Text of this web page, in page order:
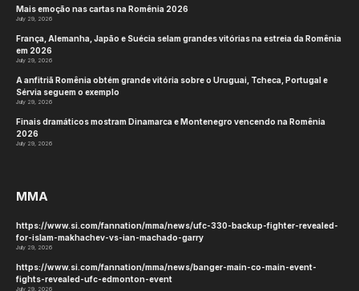
Mais emoção nas cartas na Romênia 2026
July 29, 2026
França, Alemanha, Japão e Suécia selam grandes vitórias na estreia da Romênia
em 2026
July 29, 2026
A anfitriã Romênia obtém grande vitória sobre o Uruguai, Tcheca, Portugal e
Sérvia seguem o exemplo
July 29, 2026
Finais dramáticos mostram Dinamarca e Montenegro vencendo na Romênia
2026
July 29, 2026
MMA
https://www.si.com/fannation/mma/news/ufc-330-backup-fighter-revealed-
for-islam-makhachev-vs-ian-machado-garry
July 29, 2026
https://www.si.com/fannation/mma/news/banger-main-co-main-event-
fights-revealed-ufc-edmonton-event
July 29, 2026